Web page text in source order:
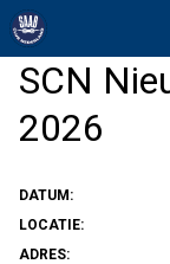
SCN
2026
DATUM:
LOCATIE:
ADRES: